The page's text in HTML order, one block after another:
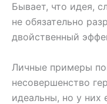
Бывает, что идея,
не обязательно
двойственный
Личные примеры
несовершенство
идеальны, но у них